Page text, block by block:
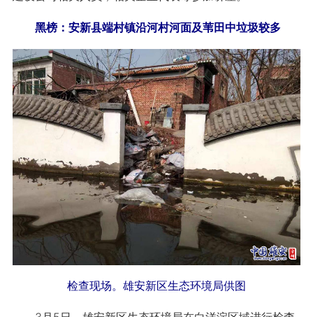
黑榜：安新县端村镇沿河村河面及苇田中垃圾较多
检查现场。雄安新区生态环境局供图